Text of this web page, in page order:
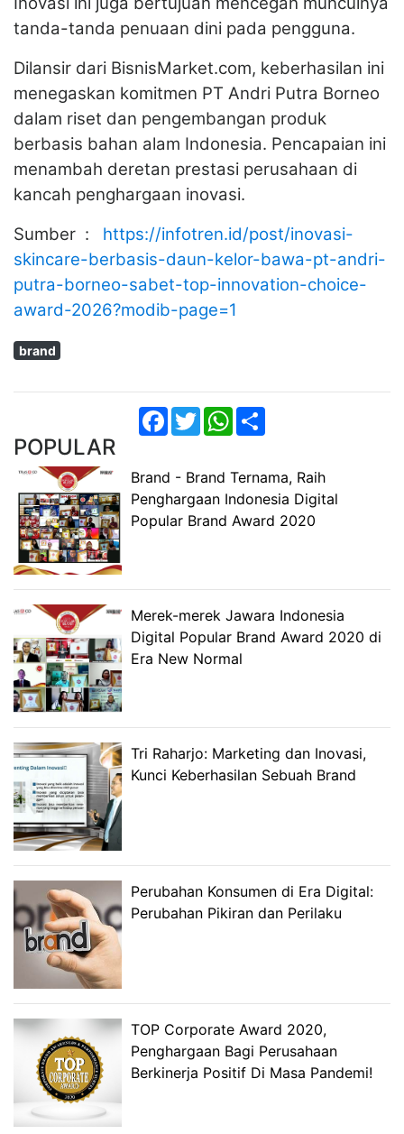
tanda-tanda penuaan dini pada pengguna.
Dilansir dari BisnisMarket.com, keberhasilan ini
menegaskan komitmen PT Andri Putra Borneo
dalam riset dan pengembangan produk
berbasis bahan alam Indonesia. Pencapaian ini
menambah deretan prestasi perusahaan di
kancah penghargaan inovasi.
Sumber : https://infotren.id/post/inovasi-
skincare-berbasis-daun-kelor-bawa-pt-andri-
putra-borneo-sabet-top-innovation-choice-
award-2026?modib-page=1
brand
Facebook
TwitterWhatsApp
POPULAR
Brand - Brand Ternama, Raih
Penghargaan Indonesia Digital
Popular Brand Award 2020
Merek-merek Jawara Indonesia
Digital Popular Brand Award 2020 di
Era New Normal
Tri Raharjo: Marketing dan Inovasi,
Kunci Keberhasilan Sebuah Brand
Perubahan Konsumen di Era Digital:
Perubahan Pikiran dan Perilaku
TOP Corporate Award 2020,
Penghargaan Bagi Perusahaan
Berkinerja Positif Di Masa Pandemi!